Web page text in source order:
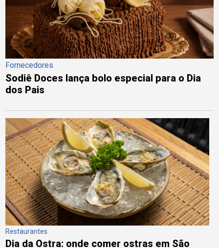
Fornecedores
Sodiê Doces lança bolo especial para o Dia
dos Pais
Restaurantes
Dia da Ostra: onde comer ostras em São